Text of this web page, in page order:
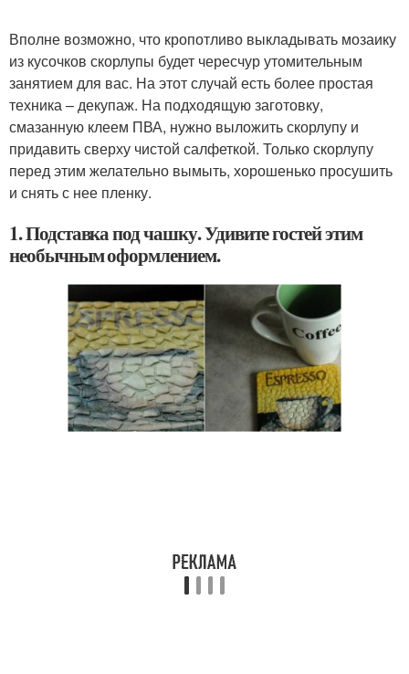
Вполне возможно, что кропотливо выкладывать мозаику
из кусочков скорлупы будет чересчур утомительным
занятием для вас. На этот случай есть более простая
техника – декупаж. На подходящую заготовку,
смазанную клеем ПВА, нужно выложить скорлупу и
придавить сверху чистой салфеткой. Только скорлупу
перед этим желательно вымыть, хорошенько просушить
и снять с нее пленку.
1. Подставка под чашку. Удивите гостей этим
необычным оформлением.